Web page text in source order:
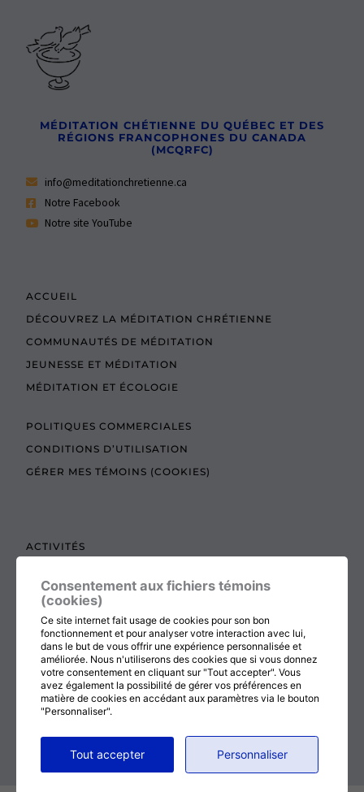
MÉDITATION CHÉTIENNE DU QUÉBEC ET DES
RÉGIONS FRANCOPHONES DU CANADA
(MCQRFC)
info@meditationchretienne.ca
Notre Facebook
Notre site YouTube
ACCUEIL
DÉCOUVREZ LA MÉDITATION CHRÉTIENNE
COMMUNAUTÉS DE MÉDITATION
JEUNESSE ET MÉDITATION
MÉDITATION ET ÉCOLOGIE
POLITIQUES COMMERCIALES
CONDITIONS D’UTILISATION
GÉRER MES TÉMOINS (COOKIES)
ACTIVITÉS
ADMINISTRATION
BOUTIQUE
COTISATION, RENOUVELLEMENT ET ÉCHOS
DON
CONTACTEZ-NOUS
Consentement aux fichiers témoins
(cookies)
Ce site internet fait usage de cookies pour son bon
fonctionnement et pour analyser votre interaction avec lui,
dans le but de vous offrir une expérience personnalisée et
améliorée. Nous n'utiliserons des cookies que si vous donnez
votre consentement en cliquant sur "Tout accepter". Vous
avez également la possibilité de gérer vos préférences en
matière de cookies en accédant aux paramètres via le bouton
"Personnaliser".
Tout accepter Personnaliser